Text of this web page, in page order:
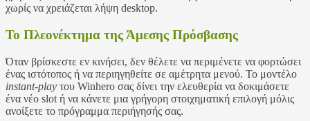
χωρίς να χρειάζεται λήψη desktop.
Το Πλεονέκτημα της Άμεσης Πρόσβασης
Όταν βρίσκεστε εν κινήσει, δεν θέλετε να περιμένετε να φορτώσει
ένας ιστότοπος ή να περιηγηθείτε σε αμέτρητα μενού. Το μοντέλο
instant‑play του Winhero σας δίνει την ελευθερία να δοκιμάσετε
ένα νέο slot ή να κάνετε μια γρήγορη στοιχηματική επιλογή μόλις
ανοίξετε το πρόγραμμα περιήγησής σας.